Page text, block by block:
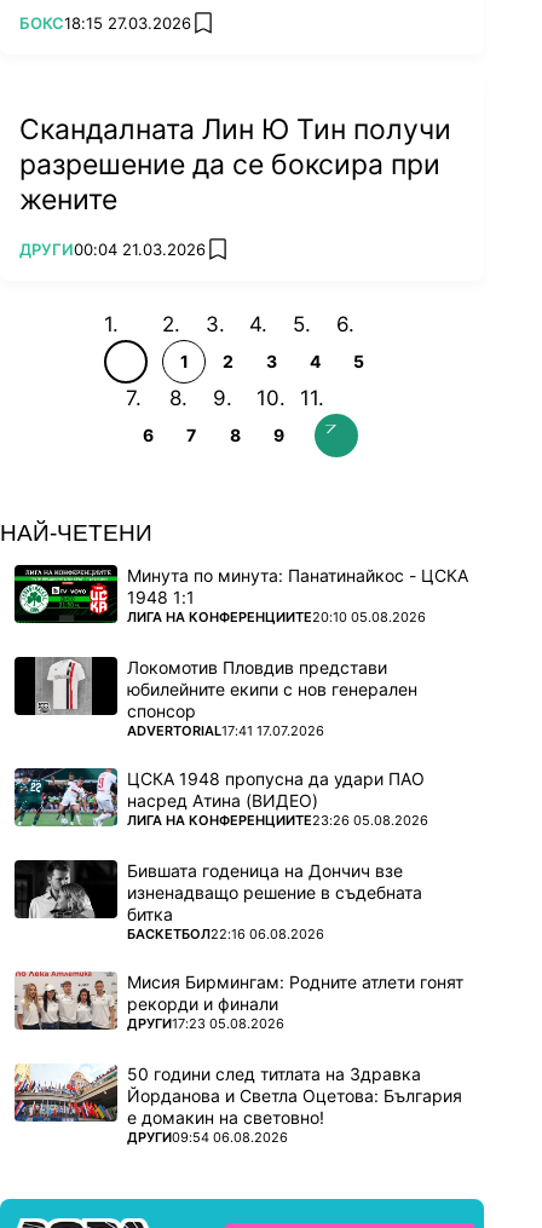
Преди 4 години той стигна до съдийско
решение срещу британеца, но битката
можеше да приключи много преди последния
гонг, тъй като отвори сериозна аркада над
ПОВЕЧЕ ОТ
БОКС18:15 27.03.2026 add favorites
Скандалната Лин Ю Тин получи
разрешение да се боксира при
жените
ПОВЕЧЕ ОТ
ДРУГИ00:04 21.03.2026 add favorites
1 2 3 4 5
6 7 8 9
НАЙ-ЧЕТЕНИ
Минута по минута: Панатинайкос - ЦСКА
1948 1:1
ПОВЕЧЕ ОТ
ЛИГА НА КОНФЕРЕНЦИИТЕ20:10 05.08.2026
Локомотив Пловдив представи
юбилейните екипи с нов генерален
спонсор
ПОВЕЧЕ ОТ
ADVERTORIAL17:41 17.07.2026
ЦСКА 1948 пропусна да удари ПАО
насред Атина (ВИДЕО)
ПОВЕЧЕ ОТ
ЛИГА НА КОНФЕРЕНЦИИТЕ23:26 05.08.2026
Бившата годеница на Дончич взе
изненадващо решение в съдебната
битка
ПОВЕЧЕ ОТ
БАСКЕТБОЛ22:16 06.08.2026
Мисия Бирмингам: Родните атлети гонят
рекорди и финали
ПОВЕЧЕ ОТ
ДРУГИ17:23 05.08.2026
50 години след титлата на Здравка
Йорданова и Светла Оцетова: България
е домакин на световно!
ПОВЕЧЕ ОТ
ДРУГИ09:54 06.08.2026